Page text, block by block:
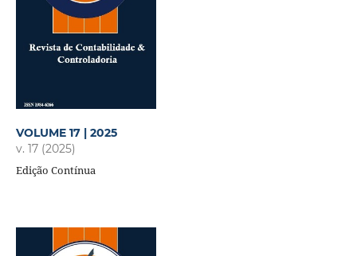
VOLUME 17 | 2025
v. 17 (2025)
Edição Contínua